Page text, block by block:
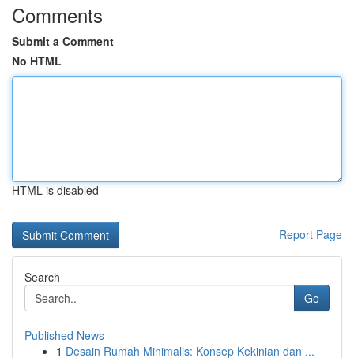
Comments
Submit a Comment
No HTML
HTML is disabled
Report Page
Search
Go
Published News
1 Desain Rumah Minimalis: Konsep Kekinian dan ...